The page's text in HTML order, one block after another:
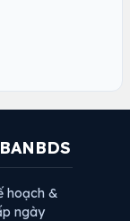
hoạch &
ngày